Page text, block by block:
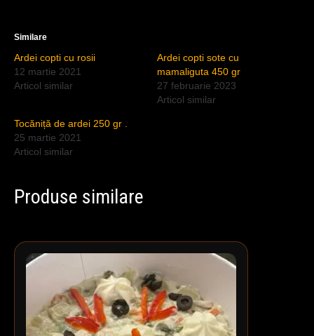
Similare
Ardei copti cu rosii
12 martie 2021
Articol similar
Ardei copti sote cu
mamaliguta 450 gr
27 februarie 2023
Articol similar
Tocăniță de ardei 250 gr .
25 martie 2021
Articol similar
Produse similare